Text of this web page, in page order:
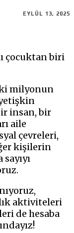
EYLÜL 13, 2025
çocuktan biri
milyonun
insan, bir
aile
çevreleri,
kişilerin
aktiviteleri
de hesaba